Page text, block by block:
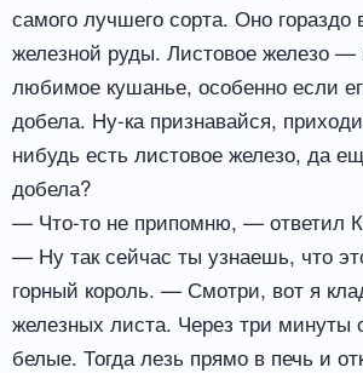
самого лучшего сорта. Оно гораздо
железной руды. Листовое железо
любимое кушанье, особенно если
добела. Ну-ка признавайся,
нибудь есть листовое железо, да
добела?
— Что-то не припомню, — ответил
— Ну так сейчас ты узнаешь, что
горный король. — Смотри, вот я
железных листа. Через три минуты
белые. Тогда лезь прямо в печь и